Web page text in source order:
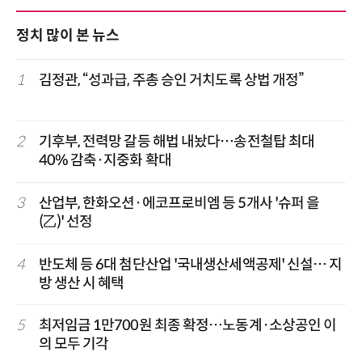
정치 많이 본 뉴스
1 김정관, “성과급, 주총 승인 거치도록 상법 개정”
2
기후부, 전력망 갈등 해법 내놨다…송전철탑 최대
40% 감축·지중화 확대
3
산업부, 한화오션·에코프로비엠 등 5개사 '슈퍼 을
(乙)' 선정
4
반도체 등 6대 첨단산업 '국내생산세액공제' 신설… 지
방 생산 시 혜택
5
최저임금 1만700원 최종 확정…노동계·소상공인 이
의 모두 기각